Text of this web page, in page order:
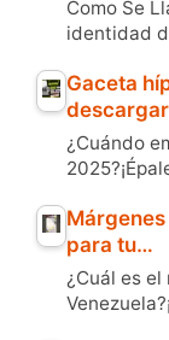
Como Se
identidad
Gaceta
¿Cuándo
para tu…
¿Cuál es